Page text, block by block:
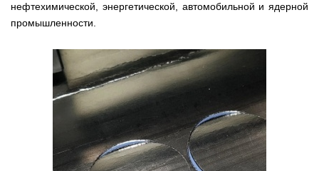
нефтехимической, энергетической, автомобильной и ядерной
промышленности.